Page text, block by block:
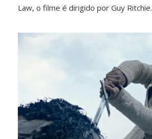
Law, o filme é dirigido por Guy Ritchie.